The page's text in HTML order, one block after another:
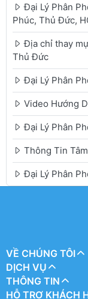
Đại Lý Phân
Phúc, Thủ Đức,
Địa chỉ thay
Thủ Đức
Đại Lý Phân
Video Hướng
Đại Lý Phân
Thông Tin
Đại Lý Phân
VỀ CHÚNG TÔI
DỊCH VỤ
THÔNG TIN
HỖ TRỢ KHÁCH